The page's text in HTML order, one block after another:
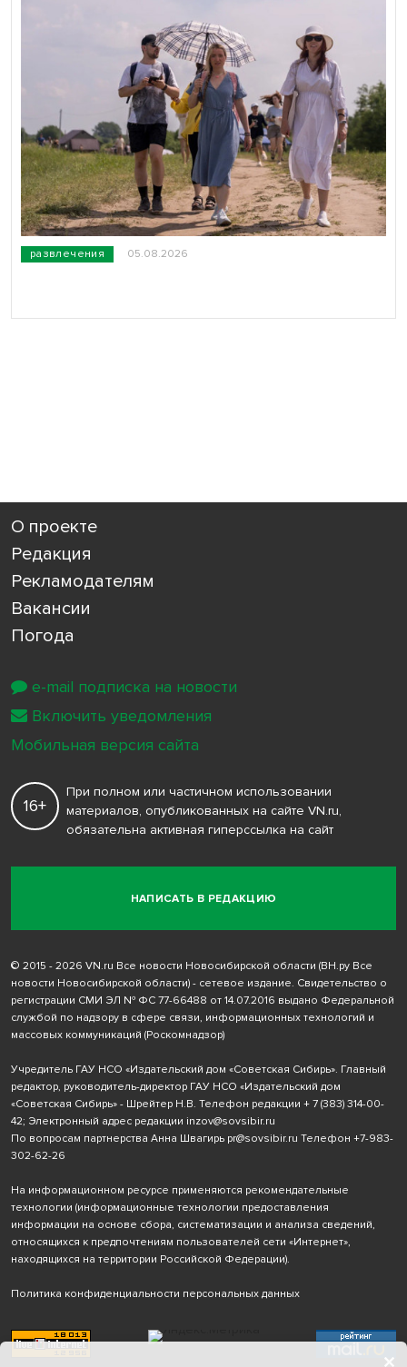
развлечения 05.08.2026
О проекте
Редакция
Рекламодателям
Вакансии
Погода
НАПИСАТЬ В РЕДАКЦИЮ
16+
При полном или частичном использовании
материалов, опубликованных на сайте VN.ru,
обязательна активная гиперссылка на сайт
© 2015 - 2026 VN.ru Все новости Новосибирской области (ВН.ру Все
новости Новосибирской области) - сетевое издание. Свидетельство о
регистрации СМИ ЭЛ № ФС 77-66488 от 14.07.2016 выдано Федеральной
службой по надзору в сфере связи, информационных технологий и
массовых коммуникаций (Роскомнадзор)
Учредитель ГАУ НСО «Издательский дом «Советская Сибирь». Главный
редактор, руководитель-директор ГАУ НСО «Издательский дом
«Советская Сибирь» - Шрейтер Н.В. Телефон редакции + 7 (383) 314-00-
42; Электронный адрес редакции inzov@sovsibir.ru
По вопросам партнерства Анна Швагирь pr@sovsibir.ru Телефон +7-983-
302-62-26
На информационном ресурсе применяются рекомендательные
технологии (информационные технологии предоставления
информации на основе сбора, систематизации и анализа сведений,
относящихся к предпочтениям пользователей сети «Интернет»,
находящихся на территории Российской Федерации).
Политика конфиденциальности персональных данных
e-mail подписка на новости
Включить уведомления
Мобильная версия сайта